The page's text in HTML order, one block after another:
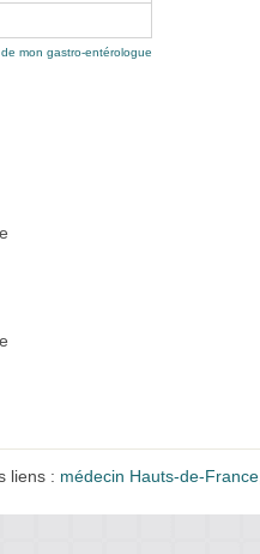
mon gastro-entérologue
liens : médecin Hauts-de-France